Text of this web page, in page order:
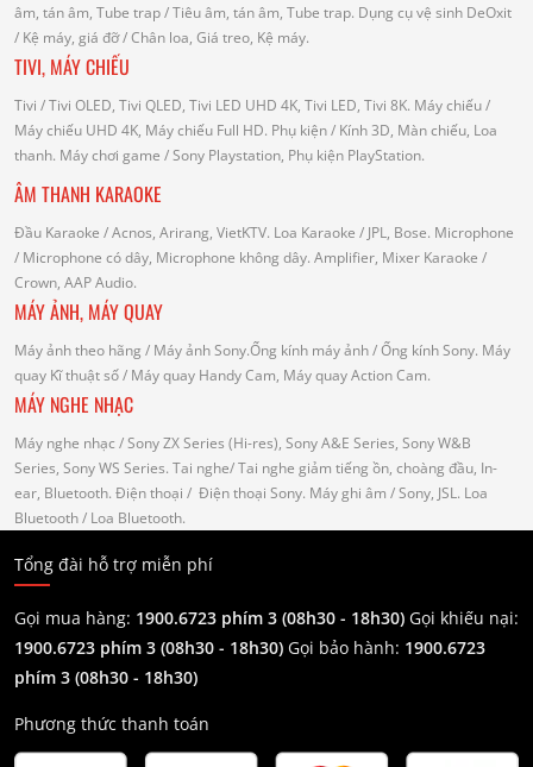
âm, tán âm, Tube trap/ Tiêu âm, tán âm, Tube trap. Dụng cụ vệ sinh DeOxit
/ Kệ máy, giá đỡ/ Chân loa, Giá treo, Kệ máy.
TIVI, MÁY CHIẾU
Tivi / Tivi OLED, Tivi QLED, Tivi LED UHD 4K, Tivi LED, Tivi 8K. Máy chiếu/
Máy chiếu UHD 4K, Máy chiếu Full HD. Phụ kiện/ Kính 3D, Màn chiếu, Loa
thanh. Máy chơi game / Sony Playstation, Phụ kiện PlayStation.
ÂM THANH KARAOKE
Đầu Karaoke / Acnos, Arirang, VietKTV. Loa Karaoke / JPL, Bose. Microphone
/ Microphone có dây, Microphone không dây. Amplifier, Mixer Karaoke /
Crown, AAP Audio.
MÁY ẢNH, MÁY QUAY
Máy ảnh theo hãng / Máy ảnh Sony.Ống kính máy ảnh / Ống kính Sony. Máy
quay Kĩ thuật số/ Máy quay Handy Cam, Máy quay Action Cam.
MÁY NGHE NHẠC
Máy nghe nhạc / Sony ZX Series (Hi-res), Sony A&E Series, Sony W&B
Series, Sony WS Series. Tai nghe/ Tai nghe giảm tiếng ồn, choàng đầu, In-
ear, Bluetooth. Điện thoại / Điện thoại Sony. Máy ghi âm / Sony, JSL. Loa
Bluetooth/ Loa Bluetooth.
Tổng đài hỗ trợ miễn phí
Gọi mua hàng: 1900.6723 phím 3 (08h30 - 18h30) Gọi khiếu nại:
1900.6723 phím 3 (08h30 - 18h30) Gọi bảo hành: 1900.6723
phím 3 (08h30 - 18h30)
Phương thức thanh toán